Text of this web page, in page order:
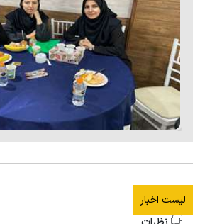
لیست اخبار